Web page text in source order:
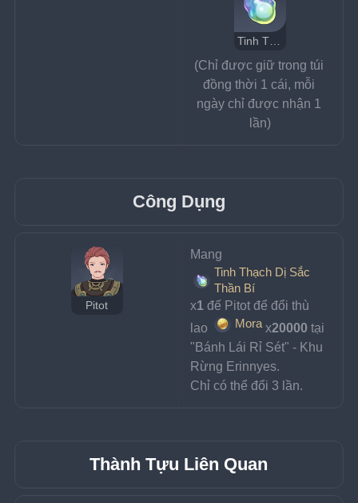
Tinh Thạch Dị Sắc Thần Bí
(Chỉ được giữ trong túi
đồng thời 1 cái, mỗi
ngày chỉ được nhận 1
lần)
Công Dụng
Pitot
Mang
Tinh Thạch Dị Sắc
Thần Bí
x1 đế Pitot để đổi thù
lao
Mora x20000 tại
"Bánh Lái Rỉ Sét" - Khu
Rừng Erinnyes.
Chỉ có thể đổi 3 lần.
Thành Tựu Liên Quan